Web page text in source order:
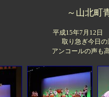
～山北町
平成15年7月12日
取り急ぎ今日
アンコールの声も